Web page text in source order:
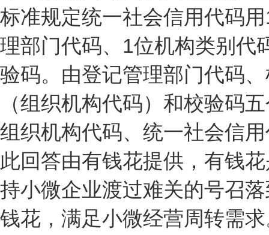
标准规定统一社会信用代码
理部门代码、1位机构类别代
验码。由登记管理部门代码
（组织机构代码）和校验码
组织机构代码、统一社会信
此回答由有钱花提供，有钱
持小微企业渡过难关的号召
钱花，满足小微经营周转需